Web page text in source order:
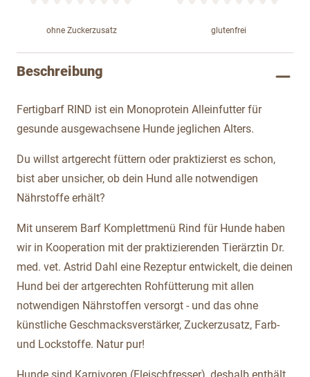
ohne Zuckerzusatz glutenfrei
Beschreibung
Fertigbarf RIND ist ein Monoprotein Alleinfutter für
gesunde ausgewachsene Hunde jeglichen Alters.
Du willst artgerecht füttern oder praktizierst es schon,
bist aber unsicher, ob dein Hund alle notwendigen
Nährstoffe erhält?
Mit unserem Barf Komplettmenü Rind für Hunde haben
wir in Kooperation mit der praktizierenden Tierärztin Dr.
med. vet. Astrid Dahl eine Rezeptur entwickelt, die deinen
Hund bei der artgerechten Rohfütterung mit allen
notwendigen Nährstoffen versorgt - und das ohne
künstliche Geschmacksverstärker, Zuckerzusatz, Farb-
und Lockstoffe. Natur pur!